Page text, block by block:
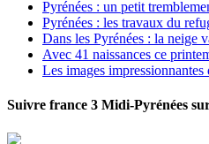
Pyrénées : un petit
Pyrénées : les travaux du
Dans les Pyrénées : la neige
Avec 41 naissances ce
Les images
Suivre france 3 Midi-Pyrénées